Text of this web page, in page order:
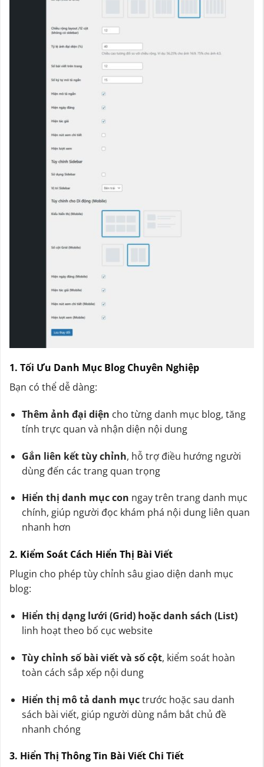
1. Tối Ưu Danh Mục Blog Chuyên Nghiệp
Bạn có thể dễ dàng:
Thêm ảnh đại diện cho từng danh mục blog, tăng
tính trực quan và nhận diện nội dung
Gắn liên kết tùy chỉnh, hỗ trợ điều hướng người
dùng đến các trang quan trọng
Hiển thị danh mục con ngay trên trang danh mục
chính, giúp người đọc khám phá nội dung liên quan
nhanh hơn
2. Kiểm Soát Cách Hiển Thị Bài Viết
Plugin cho phép tùy chỉnh sâu giao diện danh mục
blog:
Hiển thị dạng lưới (Grid) hoặc danh sách (List)
linh hoạt theo bố cục website
Tùy chỉnh số bài viết và số cột, kiểm soát hoàn
toàn cách sắp xếp nội dung
Hiển thị mô tả danh mụctrước hoặc sau danh
sách bài viết, giúp người dùng nắm bắt chủ đề
nhanh chóng
3. Hiển Thị Thông Tin Bài Viết Chi Tiết